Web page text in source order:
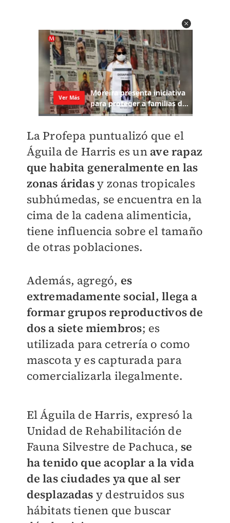
La Profepa puntualizó que el
Águila de Harris es un ave rapaz
que habita generalmente en las
zonas áridasy zonas tropicales
subhúmedas, se encuentra en la
cima de la cadena alimenticia,
tiene influencia sobre el tamaño
de otras poblaciones.
Además, agregó, es
extremadamente social, llega a
formar grupos reproductivos de
dos a siete miembros; es
utilizada para cetrería o como
mascota y es capturada para
comercializarla ilegalmente.
El Águila de Harris, expresó la
Unidad de Rehabilitación de
Fauna Silvestre de Pachuca, se
ha tenido que acoplar a la vida
de las ciudades ya que al ser
desplazadas y destruidos sus
hábitats tienen que buscar